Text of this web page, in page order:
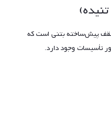
پیش‌ساخته بتنی است که
تأسیسات وجود دارد.